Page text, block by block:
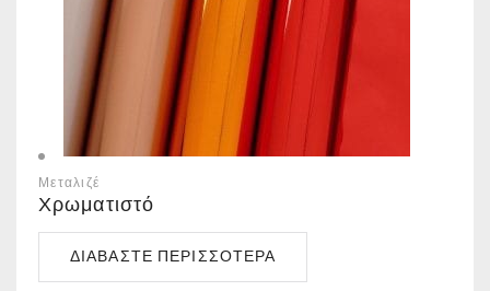
Μεταλιζέ
Χρωματιστό
ΔΙΑΒΆΣΤΕ ΠΕΡΙΣΣΌΤΕΡΑ